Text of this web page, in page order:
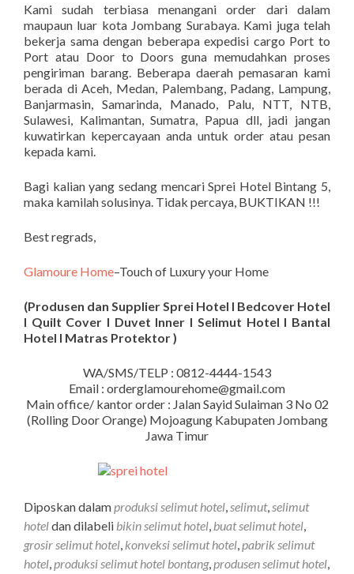
Kami sudah terbiasa menangani order dari dalam
maupaun luar kota Jombang Surabaya. Kami juga telah
bekerja sama dengan beberapa expedisi cargo Port to
Port atau Door to Doors guna memudahkan proses
pengiriman barang. Beberapa daerah pemasaran kami
berada di Aceh, Medan, Palembang, Padang, Lampung,
Banjarmasin, Samarinda, Manado, Palu, NTT, NTB,
Sulawesi, Kalimantan, Sumatra, Papua dll, jadi jangan
kuwatirkan kepercayaan anda untuk order atau pesan
kepada kami.
Bagi kalian yang sedang mencari Sprei Hotel Bintang 5,
maka kamilah solusinya. Tidak percaya, BUKTIKAN !!!
Best regrads,
Glamoure Home–Touch of Luxury your Home
(Produsen dan Supplier Sprei Hotel I Bedcover Hotel
I Quilt Cover I Duvet Inner I Selimut Hotel I Bantal
Hotel I Matras Protektor )
WA/SMS/TELP : 0812-4444-1543
Email : orderglamourehome@gmail.com
Main office/ kantor order : Jalan Sayid Sulaiman 3 No 02
(Rolling Door Orange) Mojoagung Kabupaten Jombang
Jawa Timur
Diposkan dalamproduksi selimut hotel,selimut,selimut
hoteldan dilabeli bikin selimut hotel, buat selimut hotel,
grosir selimut hotel, konveksi selimut hotel,pabrik selimut
hotel,produksi selimut hotel bontang,produsen selimut hotel,